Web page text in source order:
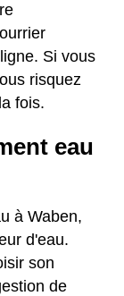
Si vous
risquez
fois.
eau
à Waben,
d'eau.
son
de